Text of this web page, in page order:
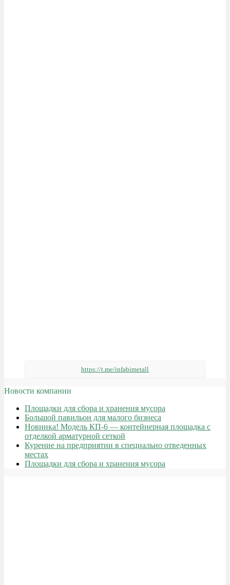
https://t.me/infabimetall
Новости компании
Площадки для сбора и хранения мусора
Большой павильон для малого бизнеса
Новинка! Модель КП-6 — контейнерная площадка с
отделкой арматурной сеткой
Курение на предприятии в специально отведенных
местах
Площадки для сбора и хранения мусора